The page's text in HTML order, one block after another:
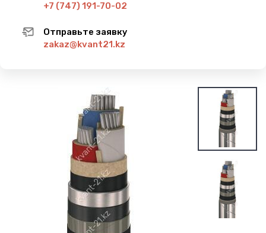
+7 (747) 191-70-02
Отправьте заявку
zakaz@kvant21.kz